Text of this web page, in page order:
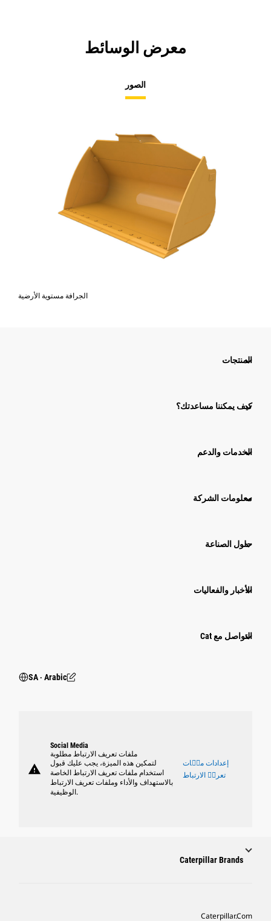
معرض الوسائط
الصور
الجرافة مستوية الأرضية
المنتجات
كيف يمكننا مساعدتك؟
الخدمات والدعم
معلومات الشركة
حلول الصناعة
الأخبار والفعاليات
التواصل مع Cat
SA ‧ Arabic
warning
Social Media
ملفات تعريف الارتباط مطلوبة
لتمكين هذه الميزة، يجب عليك قبول
استخدام ملفات تعريف الارتباط الخاصة
بالاستهداف والأداء وملفات تعريف الارتباط
الوظيفية.
إعدادات ملٝات
تعريٝ الارتباط
Caterpillar Brands
Caterpillar.com